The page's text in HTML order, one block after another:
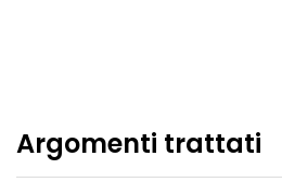
Argomenti trattati